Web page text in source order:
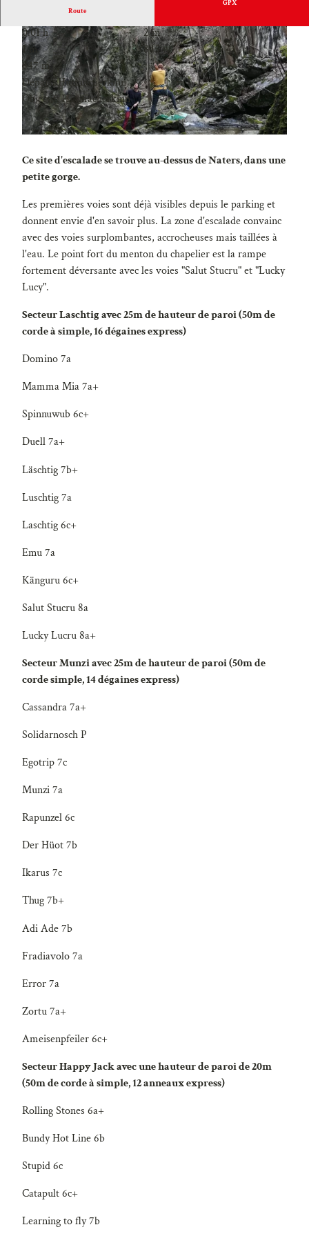
Route
GPX
0:01 h
2 m
1 m
845 m
847 m
Départ: Hutmacherkinn
Objectif: Hutmacherkinn
Ce site d'escalade se trouve au-dessus de Naters, dans une
petite gorge.
Les premières voies sont déjà visibles depuis le parking et
donnent envie d'en savoir plus. La zone d'escalade convainc
avec des voies surplombantes, accrocheuses mais taillées à
l'eau. Le point fort du menton du chapelier est la rampe
fortement déversante avec les voies "Salut Stucru" et "Lucky
Lucy".
Secteur Laschtig avec 25m de hauteur de paroi (50m de
corde à simple, 16 dégaines express)
Domino 7a
Mamma Mia 7a+
Spinnuwub 6c+
Duell 7a+
Läschtig 7b+
Luschtig 7a
Laschtig 6c+
Emu 7a
Känguru 6c+
Salut Stucru 8a
Lucky Lucru 8a+
Secteur Munzi avec 25m de hauteur de paroi (50m de
corde simple, 14 dégaines express)
Cassandra 7a+
Solidarnosch P
Egotrip 7c
Munzi 7a
Rapunzel 6c
Der Hüot 7b
Ikarus 7c
Thug 7b+
Adi Ade 7b
Fradiavolo 7a
Error 7a
Zortu 7a+
Ameisenpfeiler 6c+
Secteur Happy Jack avec une hauteur de paroi de 20m
(50m de corde à simple, 12 anneaux express)
Rolling Stones 6a+
Bundy Hot Line 6b
Stupid 6c
Catapult 6c+
Learning to fly 7b